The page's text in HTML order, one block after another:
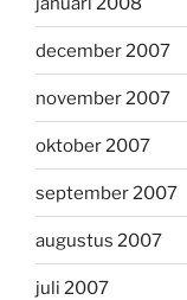
december 2007
november 2007
oktober 2007
september 2007
augustus 2007
juli 2007